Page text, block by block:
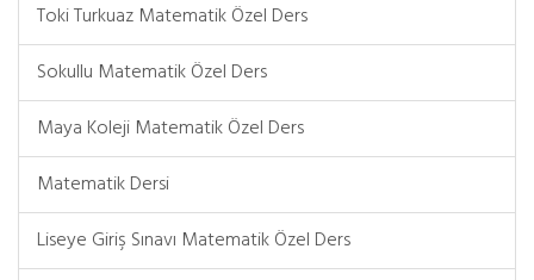
Toki Turkuaz Matematik Özel Ders
Sokullu Matematik Özel Ders
Maya Koleji Matematik Özel Ders
Matematik Dersi
Liseye Giriş Sınavı Matematik Özel Ders